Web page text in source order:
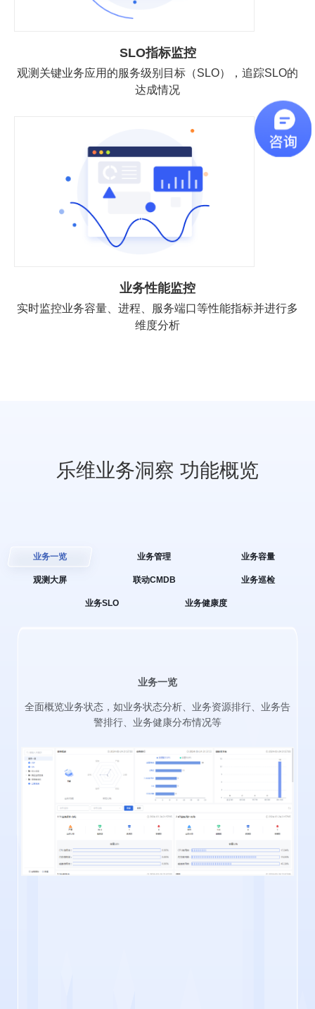
SLO指标监控
观测关键业务应用的服务级别目标（SLO），追踪SLO的
达成情况
业务性能监控
实时监控业务容量、进程、服务端口等性能指标并进行多
维度分析
乐维业务洞察 功能概览
业务一览 业务管理 业务容量
观测大屏 联动CMDB 业务巡检
业务SLO 业务健康度
业务一览
全面概览业务状态，如业务状态分析、业务资源排行、业务告
警排行、业务健康分布情况等